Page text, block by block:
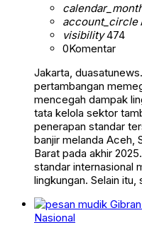
account_circle
visibility474
0Komentar
Jakarta,
pertambangan
mencegah dampak
tata kelola sektor
penerapan standar
banjir melanda Aceh,
Barat pada akhir
standar internasional
lingkungan. Selain
Nasional